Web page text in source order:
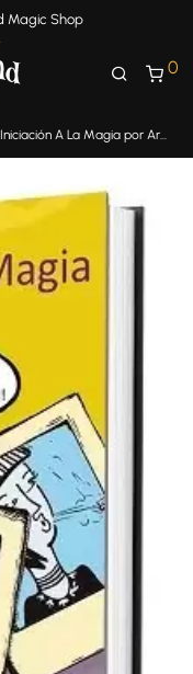
Magic Shop
0
A La Magia por Armando De Miguel